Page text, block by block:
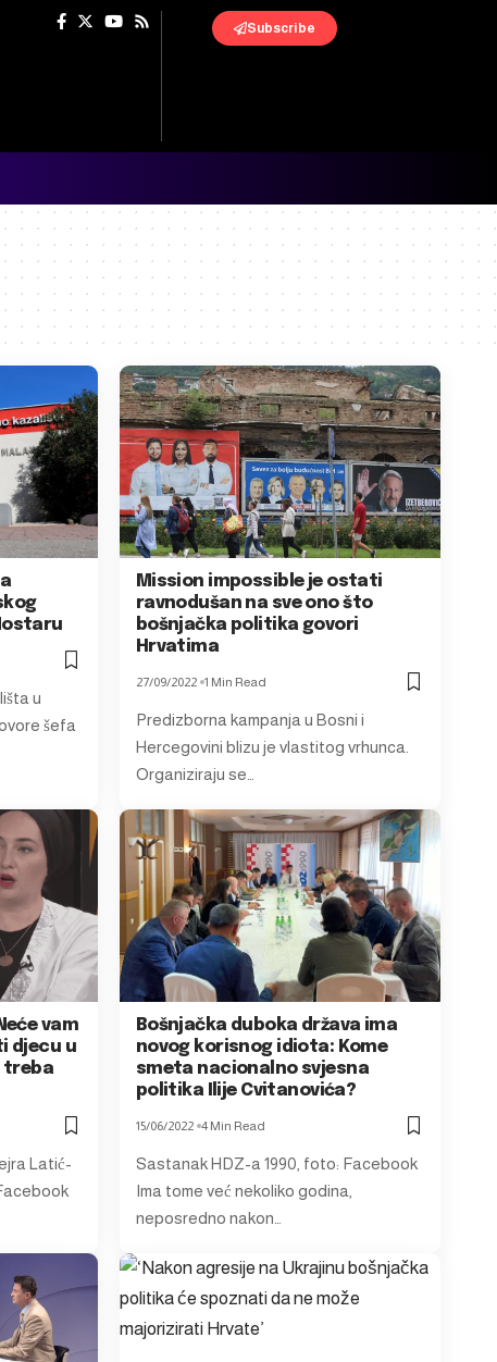
Subscribe
u
šefa
Mission impossible je ostati
ravnodušan na sve ono što
bošnjačka politika govori
Hrvatima
27/09/2022 1 Min Read
Predizborna kampanja u Bosni i
Hercegovini blizu je vlastitog vrhunca.
Organiziraju se…
vam
djecu u
treba
Latić-
Bošnjačka duboka država ima
novog korisnog idiota: Kome
smeta nacionalno svjesna
politika Ilije Cvitanovića?
15/06/2022 4 Min Read
Sastanak HDZ-a 1990, foto: Facebook
Ima tome već nekoliko godina,
neposredno nakon…